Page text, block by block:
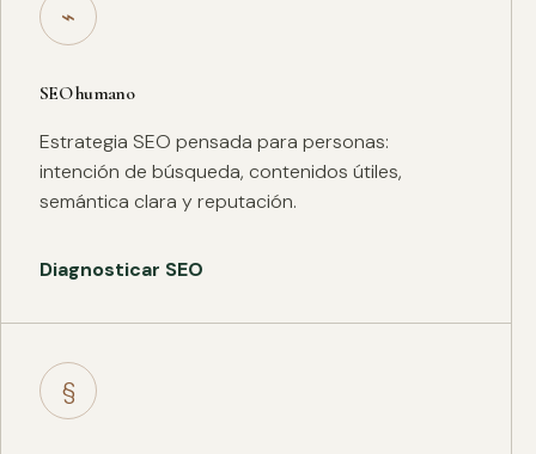
⌁
SEO humano
Estrategia SEO pensada para personas:
intención de búsqueda, contenidos útiles,
semántica clara y reputación.
Diagnosticar SEO
§